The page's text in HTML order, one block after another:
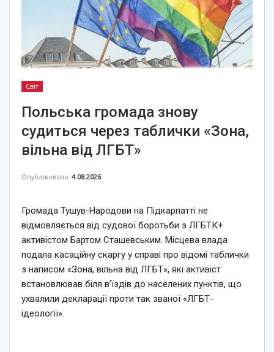
Світ
Польська громада знову
судиться через таблички «Зона,
вільна від ЛГБТ»
Опубліковано 4.08.2026
Громада Тушув-Народови на Підкарпатті не
відмовляється від судової боротьби з ЛГБТК+
активістом Бартом Сташевським. Місцева влада
подала касаційну скаргу у справі про відомі таблички
з написом «Зона, вільна від ЛГБТ», які активіст
встановлював біля в’їздів до населених пунктів, що
ухвалили декларації проти так званої «ЛГБТ-
ідеології».